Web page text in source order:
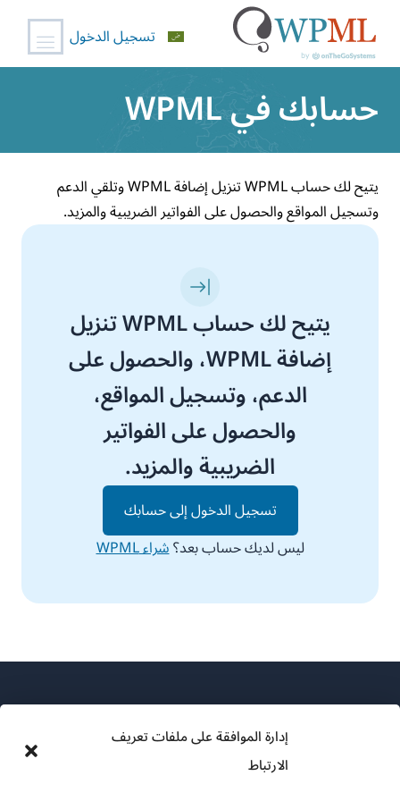
إدارة الموافقة على ملفات تعريف
الارتباط
تسجيل الدخول
حسابك في WPML
يتيح لك حساب WPML تنزيل إضافة WPML وتلقي الدعم
وتسجيل المواقع والحصول على الفواتير الضريبية والمزيد.
يتيح لك حساب WPML تنزيل
إضافة WPML، والحصول على
الدعم، وتسجيل المواقع،
والحصول على الفواتير
الضريبية والمزيد.
تسجيل الدخول إلى حسابك
ليس لديك حساب بعد؟شراء WPML